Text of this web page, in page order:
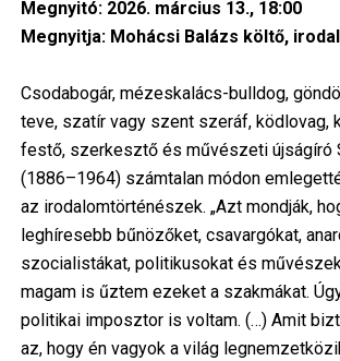
Megnyitó: 2026. március 13., 18:00
Megnyitja: Mohácsi Balázs költő,
Csodabogár, mézeskalács-bulldog,
teve, szatír vagy szent szeráf, ködlovag,
festő, szerkesztő és művészeti újságíró
(1886–1964) számtalan módon
az irodalomtörténészek. „Azt mondják,
leghíresebb bűnözőket, csavargókat,
szocialistákat, politikusokat és
magam is űztem ezeket a szakmákat.
politikai imposztor is voltam. (…) Amit
az, hogy én vagyok a világ